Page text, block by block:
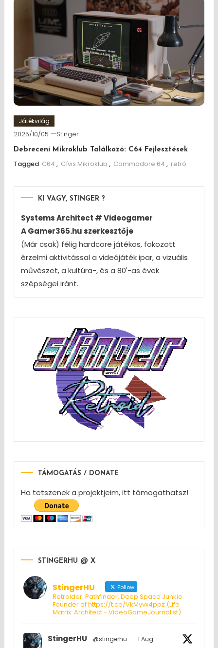
Játékvilág
2025/10/05 Stinger
Debreceni Mikroklub Találkozó: C64 Fejlesztések
Tagged C64 , Cívis Mikroklub , Commodore 64 , retró
KI VAGY, STINGER ?
Systems Architect # Videogamer
A Gamer365.hu szerkesztője
(Már csak) félig hardcore játékos, fokozott
érzelmi aktivitással a videójáték ipar, a vizuális
művészet, a kultúra-, és a 80'-as évek
szépségei iránt.
TÁMOGATÁS / DONATE
Ha tetszenek a projektjeim, itt támogathatsz!
STINGERHU @ X
StingerHU Follow
Retroider. Pathfinder. Deep Space Junkie.
Founder of https://t.co/VkMyvx4ppz (Life
Matrix: Architect - VideoGameJournalist)
StingerHU @stingerhu · 1 Aug